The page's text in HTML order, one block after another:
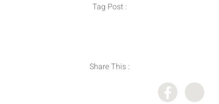
Tag Post :
Share This :